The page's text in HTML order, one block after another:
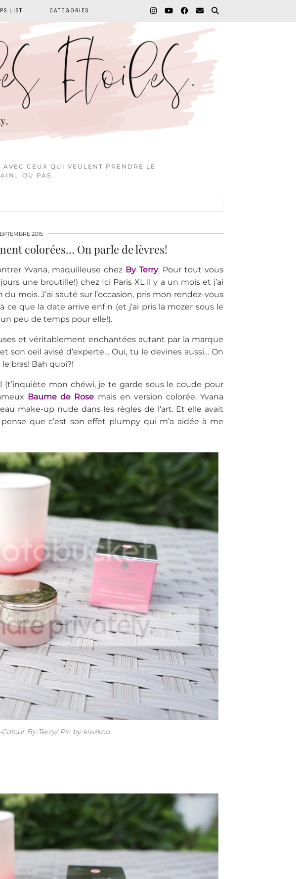
CEUX QUI VEULENT PRENDRE LE
OU PAS.
LIST. CATEGORIES
2015
colorées… On parle de lèvres!
Yvana, maquilleuse chez By Terry.Pour tout vous
une broutille!) chez Ici Paris XL il y a un mois et j’ai
mois. J’ai sauté sur l’occasion, pris mon rendez-vous
que la date arrive enfin (et j’ai pris la mozer sous le
un peu de temps pour elle!).
et véritablement enchantées autant par la marque
son oeil avisé d’experte… Oui, tu le devines aussi… On
bras! Bah quoi?!
mon chéwi, je te garde sous le coude pour
Baume de Rose mais en version colorée. Yvana
make-up nude dans les règles de l’art. Et elle avait
que c’est son effet plumpy qui m’a aidée à me
By Terry/ Pic by kiwikoo